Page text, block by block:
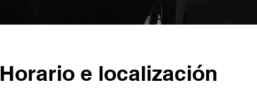
Horario e localización